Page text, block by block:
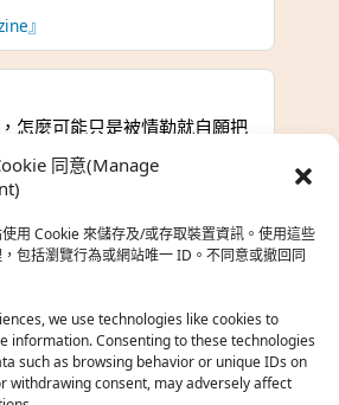
同意(Manage
用 Cookie 來儲存及/或存取裝置資訊。使用這些
包括瀏覽行為或網站唯一 ID。不同意或撤回同
we use technologies like cookies to
information. Consenting to these technologies
such as browsing behavior or unique IDs on
withdrawing consent, may adversely affect
』
怎麼可能只是被情勒就自願把
二自私情勒大家陪他圓夢，但